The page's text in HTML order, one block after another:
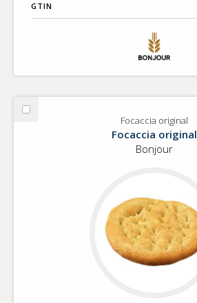
GTIN
Välj
Focaccia original
Focaccia original
Bonjour